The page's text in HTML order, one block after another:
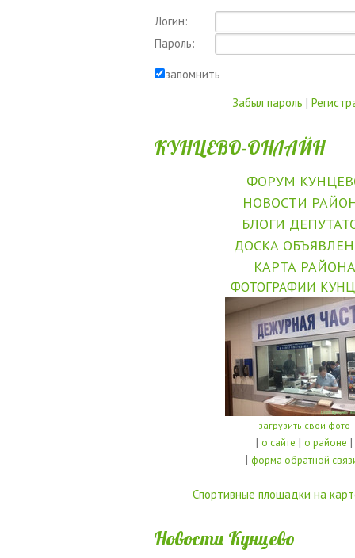
Логин:
Пароль:
запомнить
Забыл пароль |
КУНЦЕВО-ОНЛАЙН
ФОРУМ
НОВОСТИ
БЛОГИ
ДОСКА
КАРТА РАЙОНА
ФОТОГРАФИИ
загрузить свои фото
| о сайте | о районе |
| форма обратной
Спортивные площадки на
Новости Кунцево